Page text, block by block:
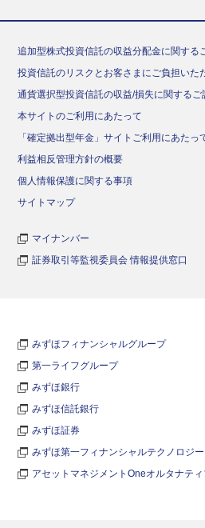
追加型株式投資信託の収益分配金に関する
投資信託のリスクとお客さまにご負担いた
通貨選択型投資信託の収益/損失に関するご
本サイトのご利用にあたって
「確定拠出型年金」サイトご利用にあたっ
利益相反管理方針の概要
個人情報保護に関する事項
サイトマップ
マイナンバー
証券取引等監視委員会 情報提供窓口
みずほフィナンシャルグループ
第一ライフグループ
みずほ銀行
みずほ信託銀行
みずほ証券
みずほ第一フィナンシャルテクノロジー
アセットマネジメントOneオルタナテ